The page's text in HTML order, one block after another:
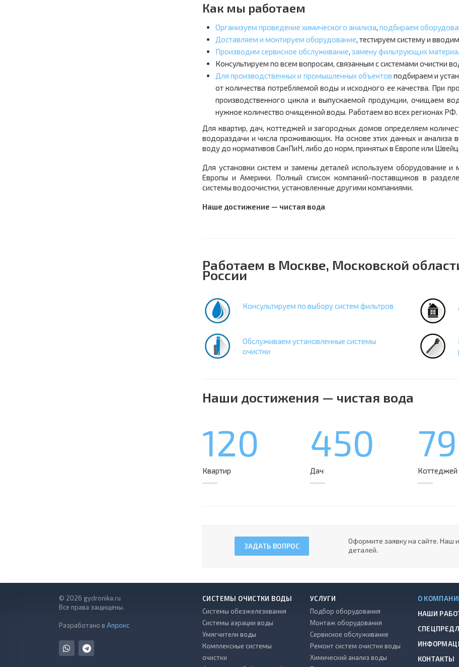
Как мы работаем
Организуем проведение химического анализа, подбираем
Доставляем и монтируем оборудование, тестируем систему и
Производим сервисное обслуживание, замену фильтрующих
Консультируем по всем вопросам, связанным с системами очистки
Для производственных и промышленных объектов подбираем и
от количества потребляемой воды и исходного ее качества. При
производственного цикла и выпускаемой продукции, очищаем
нужное количество очищенной воды. Работаем во всех регионах РФ.
Для квартир, дач, коттеджей и загородных домов определяем
водораздачи и числа проживающих. На основе этих данных и анализа
воду до нормативов СанПиН, либо до норм, принятых в Европе или
Для установки систем и замены деталей используем оборудование и
Европы и Америки. Полный список компаний-поставщиков в разделе
системы водоочистки, установленные другими компаниями.
Наше достижение — чистая вода
Работаем в Москве, Московской
России
Консультируем по выбору систем фильтров
Обслуживаем установленные системы
очистки
Наши достижения — чистая вода
120
Квартир
450
Дач Коттеджей
ЗАДАТЬ ВОПРОС
Оформите заявку на сайте. Наш
деталей.
© 2026 gydronika.ru
Все права защищены.
Разработано в Апрокс
СИСТЕМЫ ОЧИСТКИ ВОДЫ
Системы обезжелезивания
Системы аэрации воды
Умягчители воды
Комплексные системы
очистки
УСЛУГИ
Подбор оборудования
Монтаж оборудования
Сервисное обслуживание
Ремонт систем очистки воды
Химический анализ воды
О
НАШИ
КОНТАКТЫ